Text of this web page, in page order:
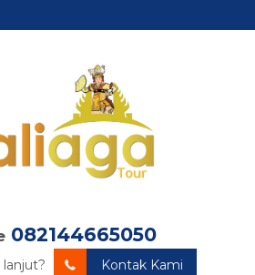
082144665050
Kontak Kami